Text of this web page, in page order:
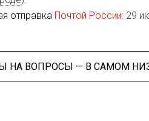
отправка Почтой России: 29
НА ВОПРОСЫ — В САМОМ